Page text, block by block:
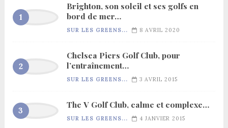
Brighton, son soleil et ses golfs en
bord de mer…
SUR LES GREENS... 8 AVRIL 2020
Chelsea Piers Golf Club, pour
l’entraînement…
SUR LES GREENS... 3 AVRIL 2015
The V Golf Club, calme et complexe…
SUR LES GREENS... 4 JANVIER 2015